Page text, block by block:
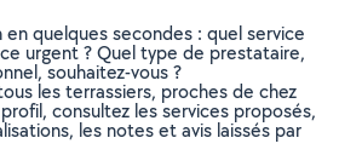
quelques secondes : quel service
urgent ? Quel type de prestataire,
souhaitez-vous ?
les terrassiers, proches de chez
consultez les services proposés,
les notes et avis laissés par